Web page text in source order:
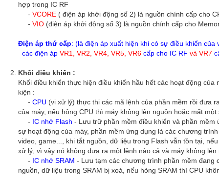
hợp trong IC RF
- VCORE ( điện áp khởi động số 2) là nguồn chính cấp cho
- VIO (điện áp khởi động số 3) là nguồn chính cấp cho
Điện áp thứ cấp: (là điện áp xuất hiện khi có sự điều khiển
các điện áp VR1, VR2, VR4, VR5, VR6 cấp cho IC RF và VR7
Khối điều khiển :
Khối điều khiển thực hiện điều khiển hầu hết các hoạt động
kiện :
- CPU (vi xử lý) thực thi các mã lệnh của phần mềm rồi đưa
của máy, nếu hỏng CPU thì máy không lên nguồn hoặc mất
- IC nhớ Flash - Lưu trữ phần mềm điều khiển và phần mềm
sự hoạt động của máy, phần mềm ứng dụng là các chương
video, game..., khi tắt nguồn, dữ liệu trong Flash vẫn tồn tại,
xử lý, vì vậy nó không đưa ra một lệnh nào cả và máy không lên
- IC nhớ SRAM - Lưu tạm các chương trình phần mềm đang
nguồn, dữ liệu trong SRAM bị xoá, nếu hỏng SRAM thì CPU